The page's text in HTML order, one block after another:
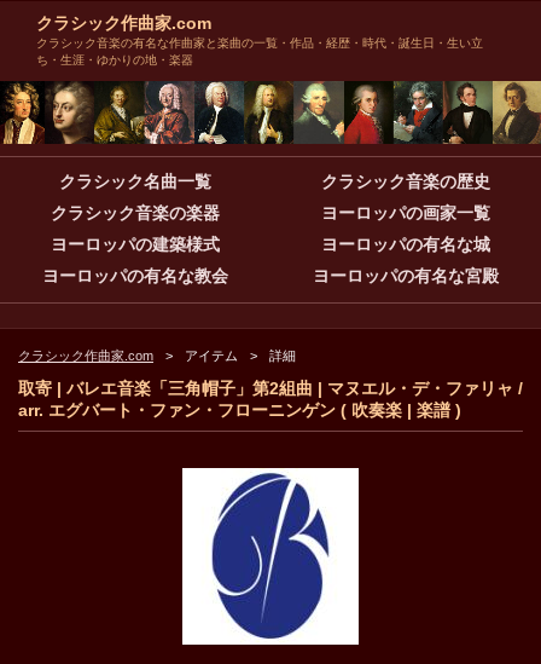
クラシック作曲家.com
クラシック音楽の有名な作曲家と楽曲の一覧・作品・経歴・時代・誕生日・生い立
ち・生涯・ゆかりの地・楽器
クラシック名曲一覧
クラシック音楽の歴史
クラシック音楽の楽器
ヨーロッパの画家一覧
ヨーロッパの建築様式
ヨーロッパの有名な城
ヨーロッパの有名な教会
ヨーロッパの有名な宮殿
クラシック作曲家.com アイテム 詳細
取寄 | バレエ音楽「三角帽子」第2組曲 | マヌエル・デ・ファリャ /
arr. エグバート・ファン・フローニンゲン ( 吹奏楽 | 楽譜 )